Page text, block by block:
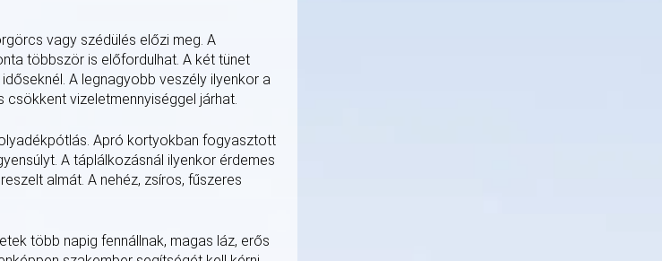
vagy szédülés előzi meg. A
többször is előfordulhat. A két tünet
A legnagyobb veszély ilyenkor a
vizeletmennyiséggel járhat.
Apró kortyokban fogyasztott
A táplálkozásnál ilyenkor érdemes
almát. A nehéz, zsíros, fűszeres
több napig fennállnak, magas láz, erős